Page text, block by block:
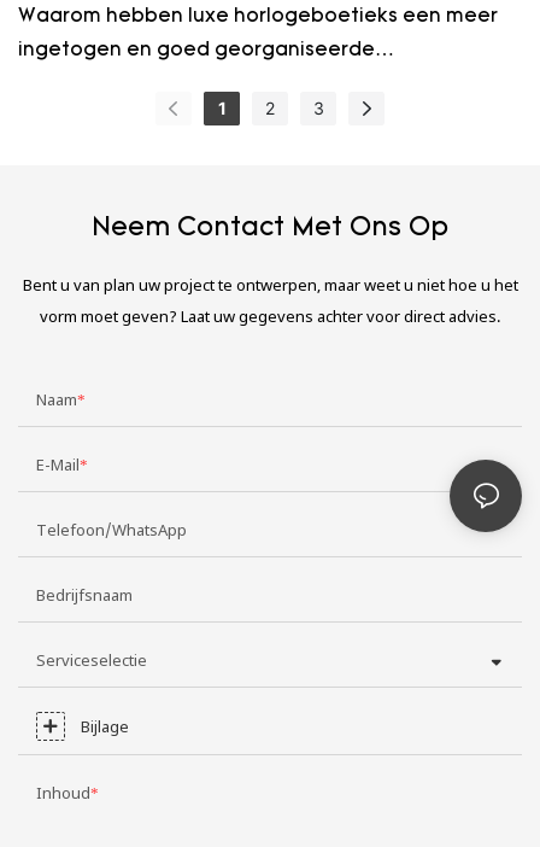
Waarom hebben luxe horlogeboetieks een meer
ingetogen en goed georganiseerde
1 2 3
Neem Contact Met Ons Op
Bent u van plan uw project te ontwerpen, maar weet u niet hoe u het
vorm moet geven? Laat uw gegevens achter voor direct advies.
Naam
E-Mail
Telefoon/WhatsApp
Bedrijfsnaam
Serviceselectie
Bijlage
Inhoud